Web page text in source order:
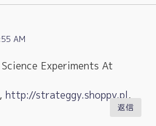
AM
Experiments At
http://strateggy.shoppy.pl,
返信